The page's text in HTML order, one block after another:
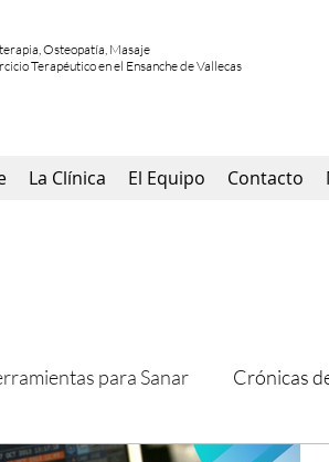
Osteopatía, Masaje
Terapéutico en el Ensanche de Vallecas
La Clínica El Equipo Contacto
para Sanar Crónicas